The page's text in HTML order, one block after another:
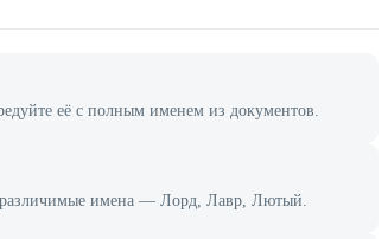
её с полным именем из документов.
различимые имена — Лорд, Лавр, Лютый.